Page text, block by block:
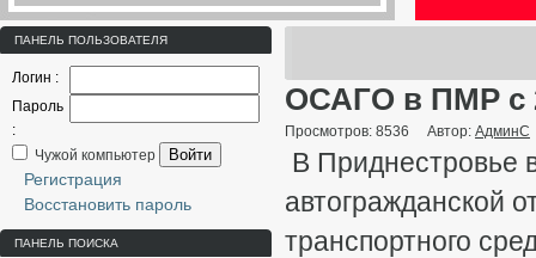
ПАНЕЛЬ ПОЛЬЗОВАТЕЛЯ
Логин :
Пароль
:
Чужой компьютер
Войти
Регистрация
Восстановить пароль
ПАНЕЛЬ ПОИСКА
ОСАГО в ПМР с
Просмотров: 8536 Автор: АдминС
В Приднестровье
автогражданской
транспортного